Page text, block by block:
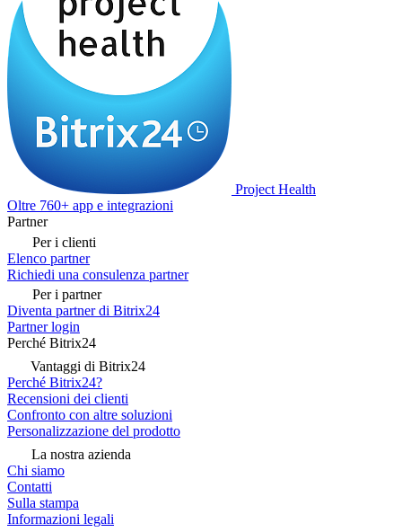
Project Health
Oltre 760+ app e integrazioni
Partner
Per i clienti
Elenco partner
Richiedi una consulenza partner
Per i partner
Diventa partner di Bitrix24
Partner login
Perché Bitrix24
Vantaggi di Bitrix24
Perché Bitrix24?
Recensioni dei clienti
Confronto con altre soluzioni
Personalizzazione del prodotto
La nostra azienda
Chi siamo
Contatti
Sulla stampa
Informazioni legali